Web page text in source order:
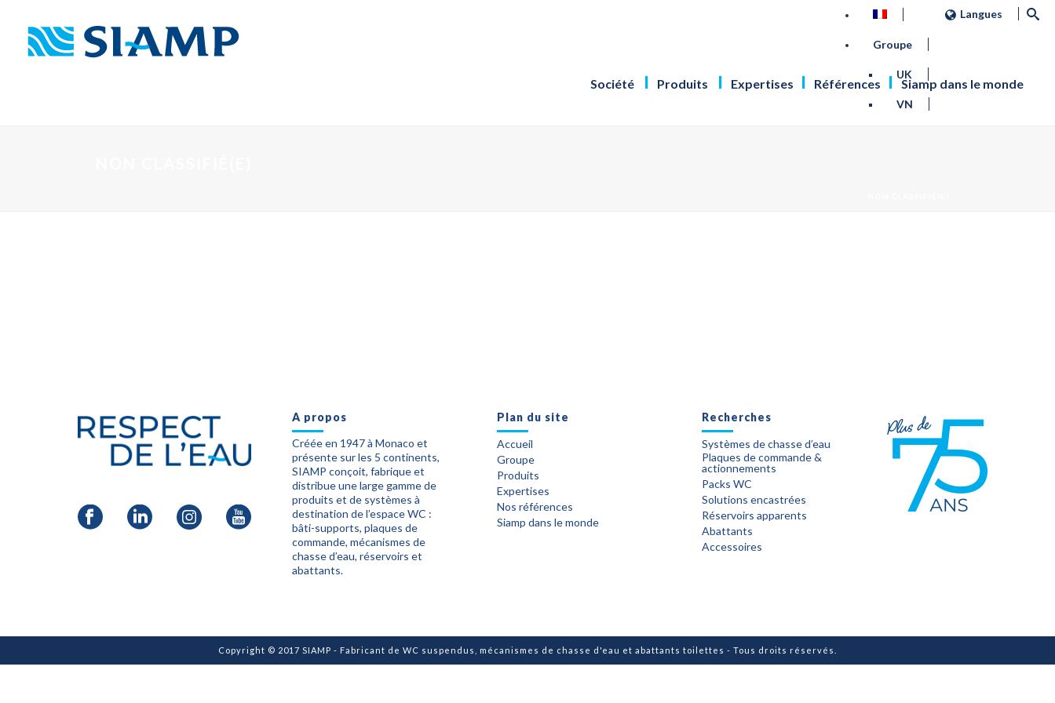
Langues
Groupe
UK
VN
Société Produits Expertises Références Siamp dans le monde
A propos
Créée en 1947 à Monaco et
présente sur les 5 continents,
SIAMP conçoit, fabrique et
distribue une large gamme de
produits et de systèmes à
destination de l’espace WC :
bâti-supports, plaques de
commande, mécanismes de
chasse d’eau, réservoirs et
abattants.
Plan du site
Accueil
Groupe
Produits
Expertises
Nos références
Siamp dans le monde
Recherches
Systèmes de chasse d’eau
Plaques de commande &
actionnements
Packs WC
Solutions encastrées
Réservoirs apparents
Abattants
Accessoires
Copyright © 2017 SIAMP - Fabricant de WC suspendus, mécanismes de chasse d'eau et abattants toilettes - Tous droits réservés.